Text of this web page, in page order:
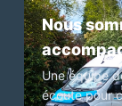
Nous
Une équipe
écoute pour